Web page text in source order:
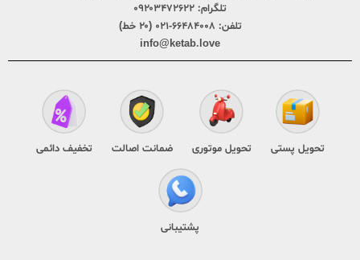
تلگرام: ۰۹۲۰۳۴۷۲۶۲۲
تلفن: ۶۶۴۸۴۰۰۸-۰۲۱ (۲۰ خط)
info@ketab.love
تحویل پستی تحویل موتوری ضمانت اصالت تخفیف دائمی
پشتیبانی